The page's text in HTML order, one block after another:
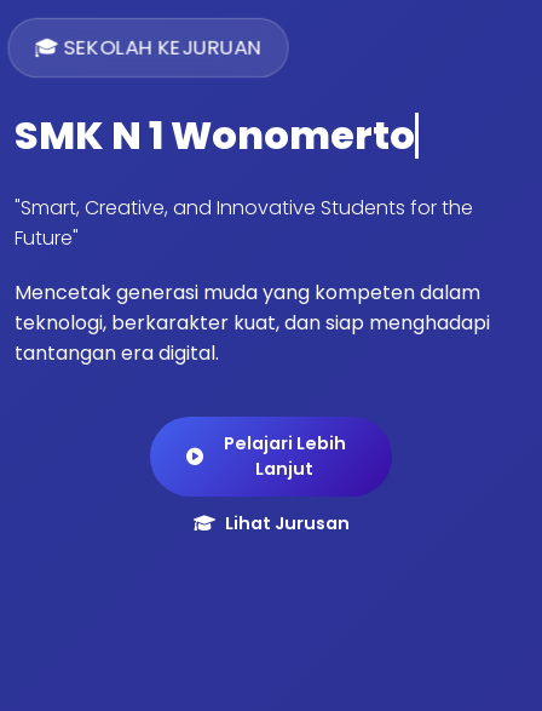
🎓 SEKOLAH KEJURUAN
SMK N 1 Wonomerto
"Smart, Creative, and Innovative Students for the
Future"
Mencetak generasi muda yang kompeten dalam
teknologi, berkarakter kuat, dan siap menghadapi
tantangan era digital.
Pelajari Lebih
Lanjut
Lihat Jurusan